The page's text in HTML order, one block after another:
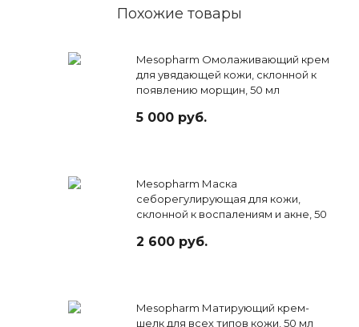
Похожие товары
Mesopharm Омолаживающий крем
для увядающей кожи, склонной к
появлению морщин, 50 мл
5 000 руб.
Mesopharm Маска
себорегулирующая для кожи,
склонной к воспалениям и акне, 50
2 600 руб.
Mesopharm Матирующий крем-
шелк для всех типов кожи, 50 мл